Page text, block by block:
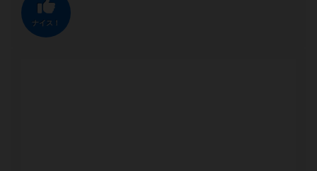
ナイス！